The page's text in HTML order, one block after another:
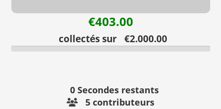
€403.00
collectés sur €2.000.00
0Secondes restants
5 contributeurs